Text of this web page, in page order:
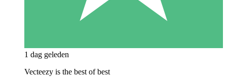
1 dag geleden
Vecteezy is the best of best